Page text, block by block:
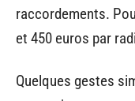
raccordements.
et 450 euros par
Quelques gestes